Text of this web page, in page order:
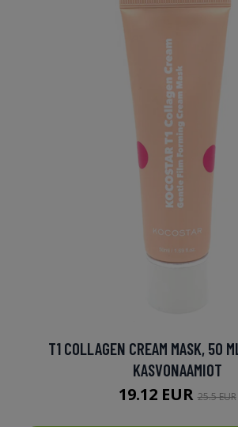
T1 COLLAGEN CREAM MASK, 50
KASVONAAMIOT
19.12 EUR25.5 EUR